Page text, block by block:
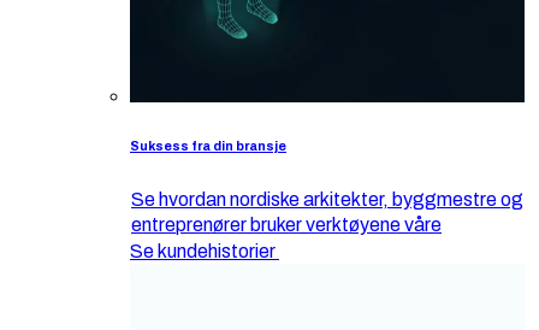
Suksess fra din bransje
Se hvordan nordiske arkitekter, byggmestre og
entreprenører bruker verktøyene våre
Se kundehistorier